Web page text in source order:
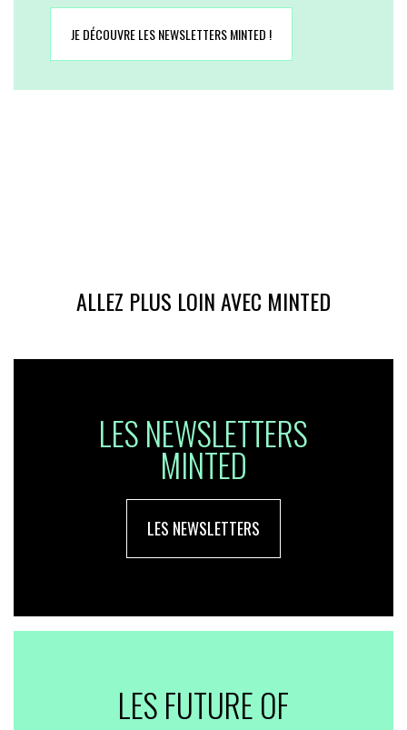
JE DÉCOUVRE LES NEWSLETTERS MINTED !
ALLEZ PLUS LOIN AVEC MINTED
LES NEWSLETTERS
MINTED
LES NEWSLETTERS
LES FUTURE OF